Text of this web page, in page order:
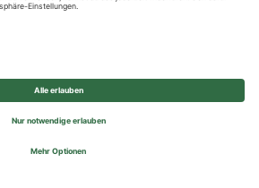
Group - All rights reserved